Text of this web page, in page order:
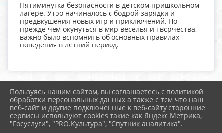
Пятиминутка безопасности в детском пришкольном
лагере. Утро начиналось с бодрой зарядки и
предвкушения новых игр и приключений. Но
прежде чем окунуться в мир веселья и творчества,
важно было вспомнить об основных правилах
поведения в летний период.
2026 г. kimry13.ru
Вход
Карта сайта
Политика обработки персональных данных
Пользуясь нашим сайтом, вы соглашаетесь с политикой
обработки персональных данных а также с тем что наш
веб-сайт и другие подключенные к веб-сайту сторонние
сервисы используют cookies такие как Яндекс Метрика,
"Госуслуги", "PRO.Культура", "Спутник аналитика".